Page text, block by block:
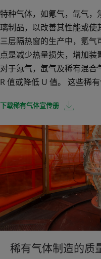
特种气体，如氪气，氙气，
璃制品，以改善其性能或使
三层隔热窗的生产中，氪
点是减少热量损失，增加装
对于氪气，氙气及稀有混
R 值或降低 U 值。 这些稀
下载稀有气体宣传册
稀有气体制造的质